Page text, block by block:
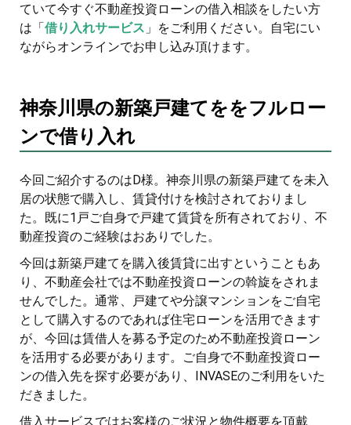
ていて今すぐ不動産投資ローンの借入相談をしたい方
は「借り入れサービス 」をご利用ください。自宅にい
ながらオンラインでお申し込み頂けます。
神奈川県の新築戸建てををフルロー
ンで借り入れ
今回ご紹介するのはD様。神奈川県の新築戸建てを未入
居の状態で購入し、賃貸付けを検討されておりまし
た。既に1戸ご自身で戸建て賃貸を所有されており、不
動産投資のご経験はおありでした。
今回は新築戸建てを購入後賃貸に出すということもあ
り、不動産会社では不動産投資ローンの斡旋をされま
せんでした。通常、戸建てや分譲マンションをご自宅
として購入するのであれば住宅ローンを活用できます
が、今回は賃借人を募る予定のため不動産投資ローン
を活用する必要があります。ご自身で不動産投資ロー
ンの借入先を探す必要があり、INVASEのご利用をいた
だきました。
借入サービスではお客様のご状況と物件概要を頂戴